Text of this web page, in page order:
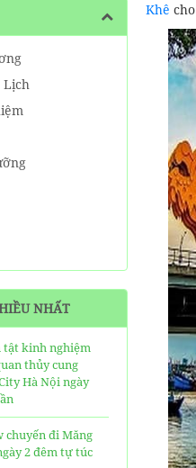
Lịch
NHẤT
tật kinh nghiệm
thủy cung
Hà Nội ngày
chuyến đi Măng
2 đêm tự túc
Khê